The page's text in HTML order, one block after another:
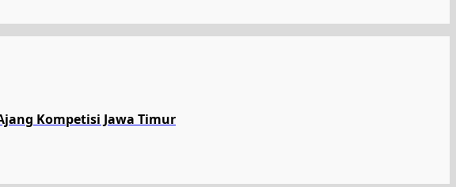
Kompetisi Jawa Timur